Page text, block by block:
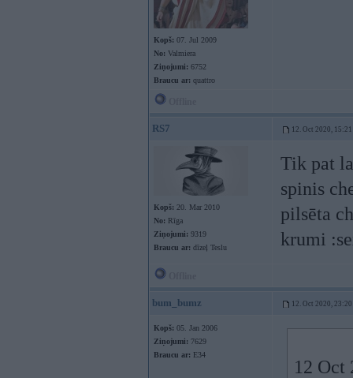
Kopš: 07. Jul 2009
No: Valmiera
Ziņojumi: 6752
Braucu ar: quattro
RS7 12. Oct 2020, 15:21
Kopš: 20. Mar 2010
No: Rīga
Ziņojumi: 9319
Braucu ar: dīzeļ Teslu
Tik pat
spinis
pilsēta
krumi
bum_bumz 12. Oct 2020, 23:20
Kopš: 05. Jan 2006
Ziņojumi: 7629
Braucu ar: E34
12 Oct